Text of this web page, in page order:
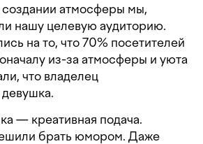
атмосферы мы,
нашу целевую аудиторию.
на то, что 70% посетителей
из-за атмосферы и уюта
что владелец
— креативная подача.
брать юмором. Даже